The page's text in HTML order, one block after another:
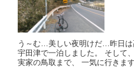
う～む…美しい夜明けだ… ​ 昨日は
宇田津で一泊しました。 そして
実家の鳥取まで、 一気に行きま